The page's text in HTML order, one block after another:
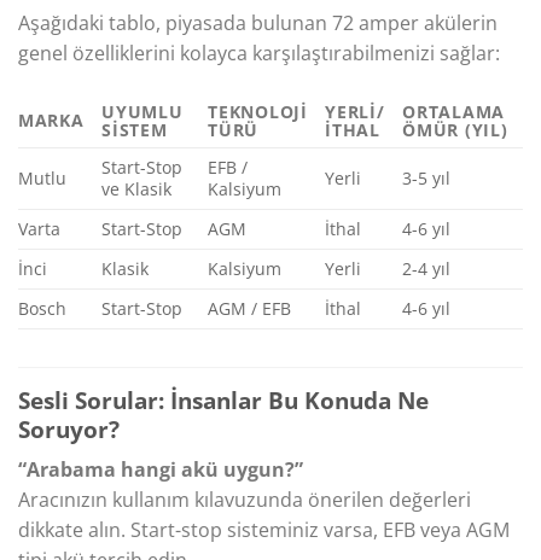
Aşağıdaki tablo, piyasada bulunan 72 amper akülerin
genel özelliklerini kolayca karşılaştırabilmenizi sağlar:
MARKA UYUMLU
SISTEM
TEKNOLOJI
TÜRÜ
YERLI/
İTHAL
ORTALAMA
ÖMÜR (YIL)
Mutlu
Start-Stop
ve Klasik
EFB /
Kalsiyum
Yerli 3-5 yıl
Varta Start-Stop AGM İthal
4-6 yıl
İnci
Klasik Kalsiyum Yerli
2-4 yıl
Bosch
Start-Stop AGM / EFB İthal 4-6 yıl
Sesli Sorular: İnsanlar Bu Konuda Ne
Soruyor?
“Arabama hangi akü uygun?”
Aracınızın kullanım kılavuzunda önerilen değerleri
dikkate alın. Start-stop sisteminiz varsa, EFB veya AGM